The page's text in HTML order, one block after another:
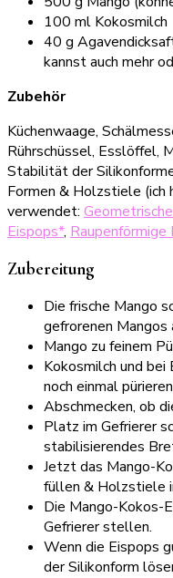
100 ml Kokosmilch
40 g
kannst auch mehr
Zubehör
Küchenwaage,
Rührschüssel, Esslöffel,
Stabilität der
Formen & Holzstiele (ich
verwendet:
Eispops*, Raupenförmige
Zubereitung
Die frische Mango
gefrorenen Mangos
Mango zu feinem
Kokosmilch und
noch einmal
Abschmecken, ob
Platz im Gefrierer
stabilisierendes
Jetzt das Mango-
füllen & Holzstiele
Die Mango-Kokos-
Gefrierer stellen.
Wenn die Eispops
der Silikonform